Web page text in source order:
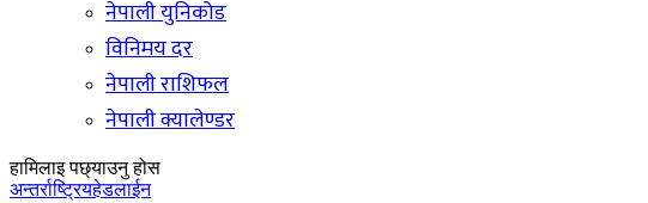
नेपाली युनिकोड
विनिमय दर
नेपाली राशिफल
नेपाली क्यालेण्डर
हामिलाइ पछ्याउनु होस
अन्तर्राष्ट्रियहेडलाईन